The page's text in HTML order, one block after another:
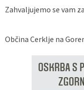
Zahvaljujemo se vam
Občina Cerklje na
OSKRBA S